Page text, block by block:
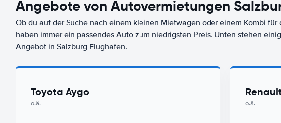
Angebote von Autovermietungen
Ob du auf der Suche nach einem kleinen Mietwagen oder einem Kombi für
haben immer ein passendes Auto zum niedrigsten Preis. Unten stehen
Angebot in Salzburg Flughafen.
Toyota Aygo
o.ä. o.ä.